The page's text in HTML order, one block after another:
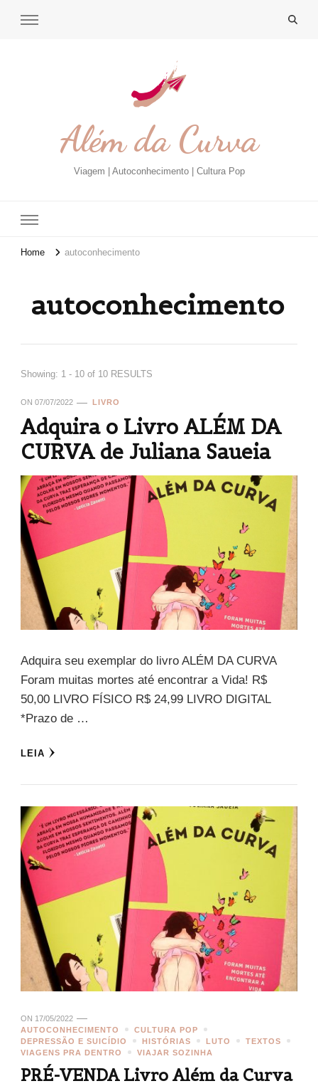
Além da Curva
Viagem | Autoconhecimento | Cultura Pop
Home autoconhecimento
autoconhecimento
Showing: 1 - 10 of 10 RESULTS
ON 07/07/2022 LIVRO
Adquira o Livro ALÉM DA
CURVA de Juliana Saueia
Adquira seu exemplar do livro ALÉM DA CURVA
Foram muitas mortes até encontrar a Vida! R$
50,00 LIVRO FÍSICO R$ 24,99 LIVRO DIGITAL
*Prazo de …
LEIA
ON 17/05/2022
AUTOCONHECIMENTO
CULTURA POP
DEPRESSÃO E SUICÍDIO
HISTÓRIAS LUTO
TEXTOS
VIAGENS PRA DENTRO
VIAJAR SOZINHA
PRÉ-VENDA Livro Além da Curva